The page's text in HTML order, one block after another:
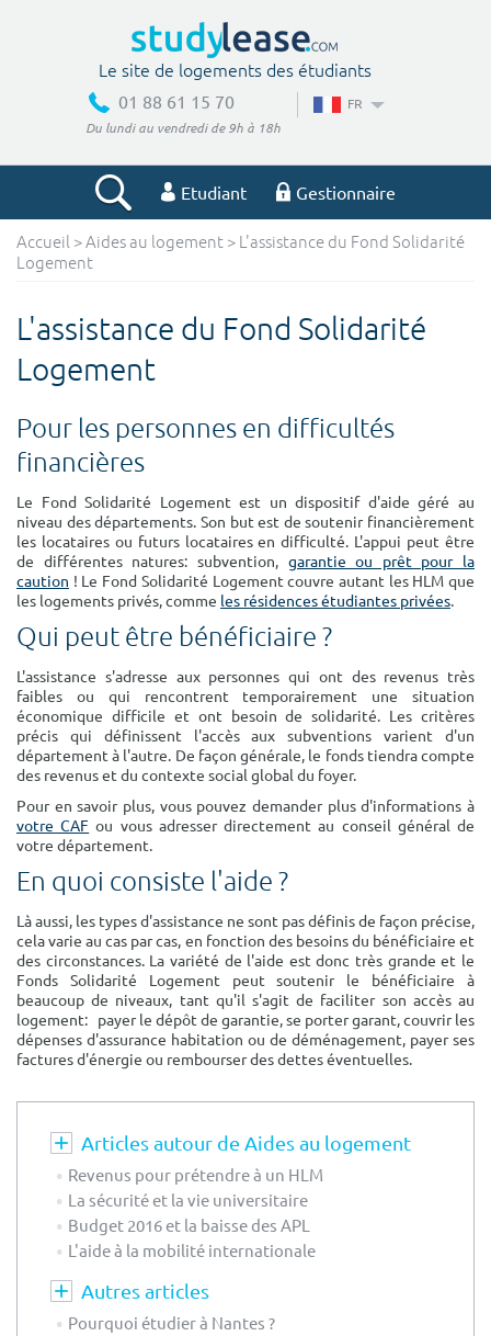
Le site de logements des étudiants
01 88 61 15 70
Du lundi au vendredi de 9h à 18h
FR
Etudiant Gestionnaire
Votre recherche
Budget max
Surface min
m²
Surface max
m²
Type de location
Votre date d'entrée
Accueil >Aides au logement > L'assistance du Fond Solidarité
Logement
L'assistance du Fond Solidarité
Logement
Pour les personnes en difficultés
financières
Le Fond Solidarité Logement est un dispositif d'aide géré au
niveau des départements. Son but est de soutenir financièrement
les locataires ou futurs locataires en difficulté. L'appui peut être
de différentes natures: subvention, garantie ou prêt pour la
caution ! Le Fond Solidarité Logement couvre autant les HLM que
les logements privés, comme les résidences étudiantes privées.
Qui peut être bénéficiaire ?
L'assistance s'adresse aux personnes qui ont des revenus très
faibles ou qui rencontrent temporairement une situation
économique difficile et ont besoin de solidarité. Les critères
précis qui définissent l'accès aux subventions varient d'un
département à l'autre. De façon générale, le fonds tiendra compte
des revenus et du contexte social global du foyer.
Pour en savoir plus, vous pouvez demander plus d'informations à
votre CAF ou vous adresser directement au conseil général de
votre département.
En quoi consiste l'aide ?
Là aussi, les types d'assistance ne sont pas définis de façon précise,
cela varie au cas par cas, en fonction des besoins du bénéficiaire et
des circonstances. La variété de l'aide est donc très grande et le
Fonds Solidarité Logement peut soutenir le bénéficiaire à
beaucoup de niveaux, tant qu'il s'agit de faciliter son accès au
logement: payer le dépôt de garantie, se porter garant, couvrir les
dépenses d'assurance habitation ou de déménagement, payer ses
factures d'énergie ou rembourser des dettes éventuelles.
Articles autour de Aides au logement
Revenus pour prétendre à un HLM
La sécurité et la vie universitaire
Budget 2016 et la baisse des APL
L'aide à la mobilité internationale
Autres articles
Pourquoi étudier à Nantes ?